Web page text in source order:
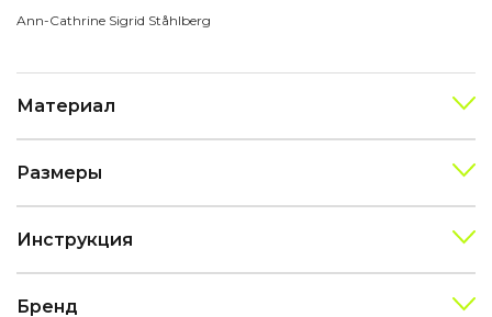
Ann-Cathrine Sigrid Ståhlberg
Материал
Размеры
Инструкция
Бренд